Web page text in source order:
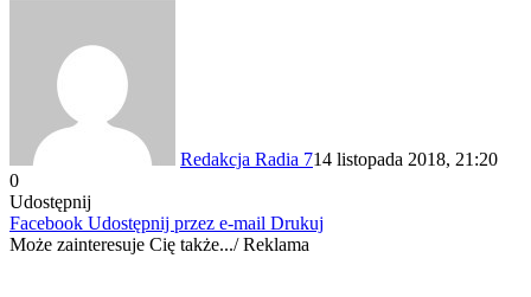
Redakcja Radia 714 listopada 2018, 21:20
0
Udostępnij
Facebook Udostępnij przez e-mail Drukuj
Może zainteresuje Cię także.../ Reklama